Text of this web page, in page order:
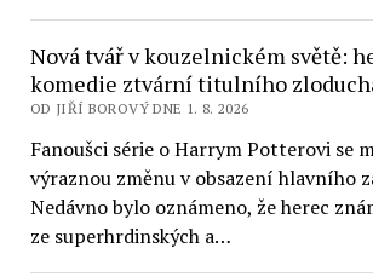
Nová tvář v kouzelnickém světě:
komedie ztvární titulního
OD JIŘÍ BOROVÝ DNE 1. 8. 2026
Fanoušci série o Harrym Potterovi se
výraznou změnu v obsazení hlavního
Nedávno bylo oznámeno, že herec
ze superhrdinských a…